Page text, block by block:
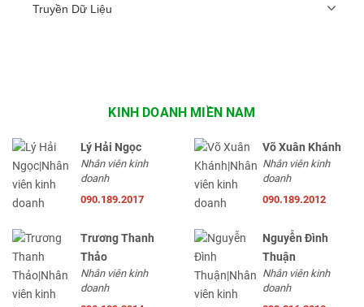
Truyền Dữ Liệu
KINH DOANH MIỀN NAM
Lý Hải Ngọc
Nhân viên kinh
doanh
090.189.2017
Võ Xuân Khánh
Nhân viên kinh
doanh
090.189.2012
Trương Thanh
Thảo
Nhân viên kinh
doanh
Nguyễn Đình
Thuận
Nhân viên kinh
doanh